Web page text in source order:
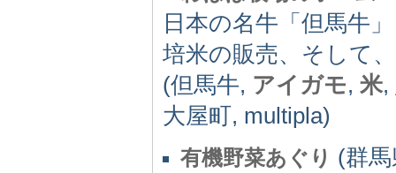
日本の名牛「但馬牛
培米の販売、そして
(但馬牛, アイガモ, 米,
大屋町, multipla)
有機野菜あぐり (群